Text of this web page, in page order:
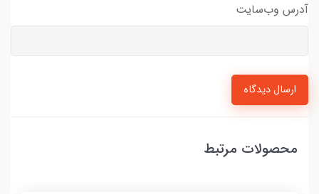
آدرس وب‌سایت
ارسال دیدگاه
محصولات مرتبط